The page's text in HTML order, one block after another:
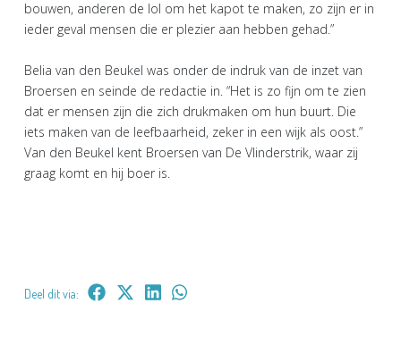
bouwen, anderen de lol om het kapot te maken, zo zijn er in
ieder geval mensen die er plezier aan hebben gehad.”
Belia van den Beukel was onder de indruk van de inzet van
Broersen en seinde de redactie in. “Het is zo fijn om te zien
dat er mensen zijn die zich drukmaken om hun buurt. Die
iets maken van de leefbaarheid, zeker in een wijk als oost.”
Van den Beukel kent Broersen van De Vlinderstrik, waar zij
graag komt en hij boer is.
Deel dit via: